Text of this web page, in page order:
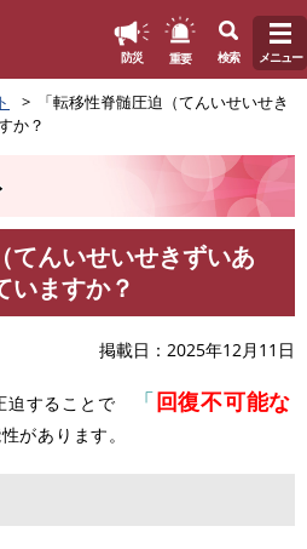
防災 重要 検索 メニュー
「転移性脊髄圧迫（てんいせいせき
か？
てんいせいせきずいあ
いますか？
掲載日 2025年12月11日
迫することで 「回復不可能な
があります 。